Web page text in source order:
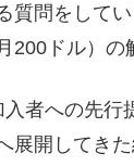
質問をして
200ドル）の
者への先行
展開してき